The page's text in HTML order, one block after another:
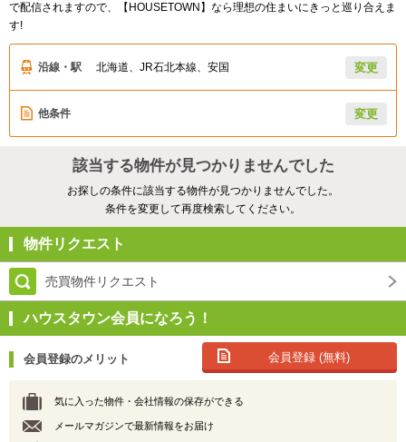
で配信されますので、【HOUSETOWN】なら理想の住まいにきっと巡り合えま
す!
沿線・駅 北海道、JR石北本線、安国 変更
他条件 変更
該当する物件が見つかりませんでした
お探しの条件に該当する物件が見つかりませんでした。
条件を変更して再度検索してください。
物件リクエスト
売買物件リクエスト
ハウスタウン会員になろう！
会員登録のメリット 会員登録 (無料)
気に入った物件・会社情報の保存ができる
メールマガジンで最新情報をお届け